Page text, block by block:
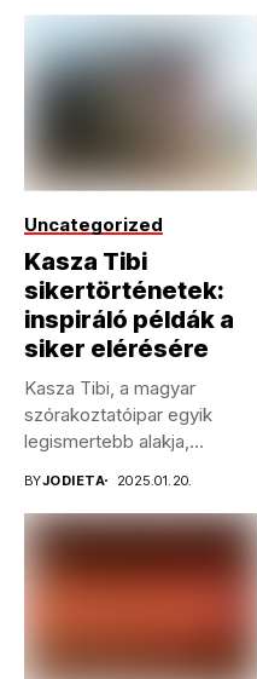
Uncategorized
Kasza Tibi
sikertörténetek:
inspiráló példák a
siker elérésére
Kasza Tibi, a magyar
szórakoztatóipar egyik
legismertebb alakja,
BYJODIETA 2025.01.20.